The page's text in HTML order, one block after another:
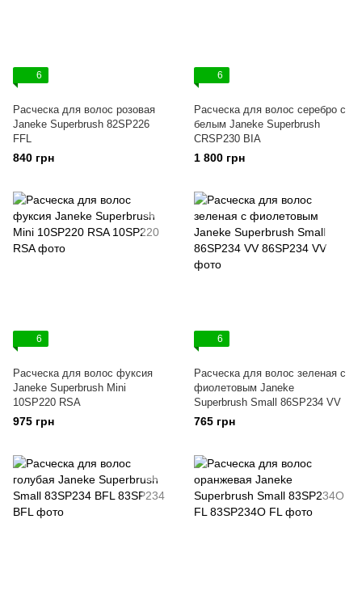
6
Расческа для волос розовая
Janeke Superbrush 82SP226
FFL
840 грн
6
Расческа для волос серебро с
белым Janeke Superbrush
CRSP230 BIA
1 800 грн
6
Расческа для волос фуксия
Janeke Superbrush Mini
10SP220 RSA
975 грн
6
Расческа для волос зеленая с
фиолетовым Janeke
Superbrush Small 86SP234 VV
765 грн